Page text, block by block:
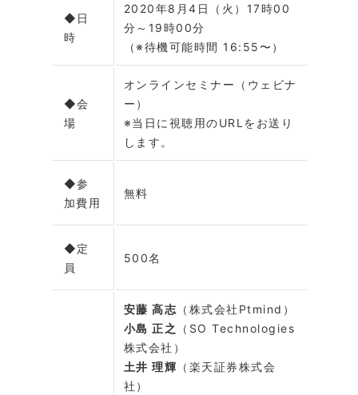
◆日
時
2020年8月4日（火）17時00
分～19時00分
（※待機可能時間 16:55〜）
◆会
場
オンラインセミナー（ウェビナ
ー）
※当日に視聴用のURLをお送り
します。
◆参
加費用
無料
◆定
員
500名
安藤 高志 （株式会社Ptmind）
小島 正之
（SO Technologies
株式会社）
土井 理輝 （楽天証券株式会
社）